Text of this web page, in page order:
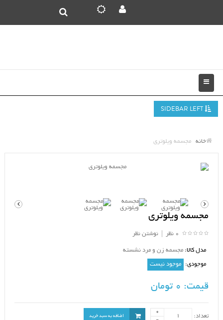
خانه مجسمه ویلوتری
مجسمه ویلوتری
0 نظر نوشتن نظر
مدل کالا: مجسمه زن و مرد نشسته
موجودی: موجود نیست
قیمت:
تعداد: اضافه به سبد خرید